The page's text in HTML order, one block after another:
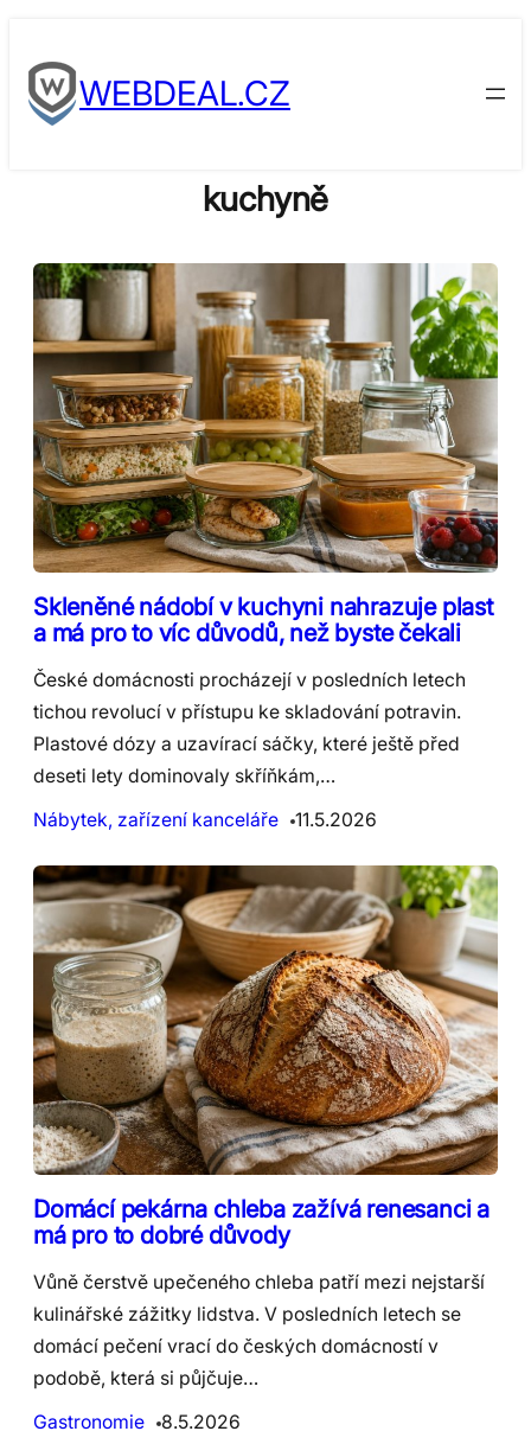
to
contentWEBDEAL.CZ
kuchyně
Skleněné nádobí v kuchyni nahrazuje plast
a má pro to víc důvodů, než byste čekali
České domácnosti procházejí v posledních letech
tichou revolucí v přístupu ke skladování potravin.
Plastové dózy a uzavírací sáčky, které ještě před
deseti lety dominovaly skříňkám,…
Nábytek, zařízení kanceláře
11.5.2026
Domácí pekárna chleba zažívá renesanci a
má pro to dobré důvody
Vůně čerstvě upečeného chleba patří mezi nejstarší
kulinářské zážitky lidstva. V posledních letech se
domácí pečení vrací do českých domácností v
podobě, která si půjčuje…
Gastronomie
8.5.2026